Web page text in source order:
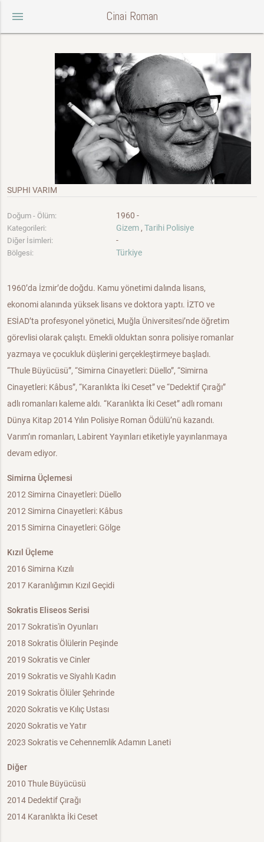
menu Cinai Roman
SUPHI VARIM
Doğum - Ölüm: 1960 -
Kategorileri: Gizem ,Tarihi Polisiye
Diğer İsimleri: -
Bölgesi: Türkiye
1960’da İzmir’de doğdu. Kamu yönetimi dalında lisans,
ekonomi alanında yüksek lisans ve doktora yaptı. İZTO ve
ESİAD’ta profesyonel yönetici, Muğla Üniversitesi’nde öğretim
görevlisi olarak çalıştı. Emekli olduktan sonra polisiye romanlar
yazmaya ve çocukluk düşlerini gerçekleştirmeye başladı.
“Thule Büyücüsü”, “Simirna Cinayetleri: Düello”, “Simirna
Cinayetleri: Kâbus”, “Karanlıkta İki Ceset” ve “Dedektif Çırağı”
adlı romanları kaleme aldı. “Karanlıkta İki Ceset” adlı romanı
Dünya Kitap 2014 Yılın Polisiye Roman Ödülü’nü kazandı.
Varım’ın romanları, Labirent Yayınları etiketiyle yayınlanmaya
devam ediyor.
Simirna Üçlemesi
2012 Simirna Cinayetleri: Düello
2012 Simirna Cinayetleri: Kâbus
2015 Simirna Cinayetleri: Gölge
Kızıl Üçleme
2016 Simirna Kızılı
2017 Karanlığımın Kızıl Geçidi
Sokratis Eliseos Serisi
2017 Sokratis'in Oyunları
2018 Sokratis Ölülerin Peşinde
2019 Sokratis ve Cinler
2019 Sokratis ve Siyahlı Kadın
2019 Sokratis Ölüler Şehrinde
2020 Sokratis ve Kılıç Ustası
2020 Sokratis ve Yatır
2023 Sokratis ve Cehennemlik Adamın Laneti
Diğer
2010 Thule Büyücüsü
2014 Dedektif Çırağı
2014 Karanlıkta İki Ceset